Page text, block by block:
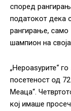
според
податокот дека
рангирање, само
шампион на
„Нероаѕурите“
посетеност од
Меаца“.
кој имаше